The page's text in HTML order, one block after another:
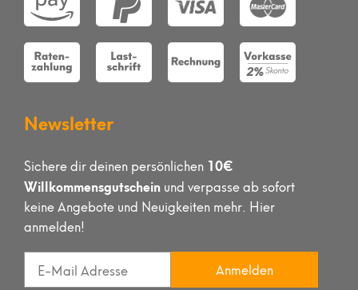
Newsletter
Sichere dir deinen persönlichen 10€
Willkommensgutschein und verpasse ab sofort
keine Angebote und Neuigkeiten mehr. Hier
anmelden!
Anmelden